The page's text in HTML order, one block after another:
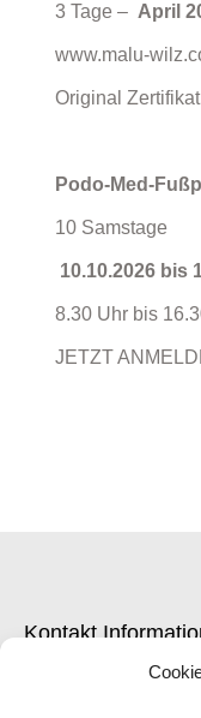
3 Tage – April
www.malu-
Original
Podo-Med-
10 Samstage
10.10.2026 bis
8.30 Uhr bis
JETZT
Kontakt